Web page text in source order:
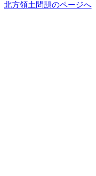
北方領土問題のページへ